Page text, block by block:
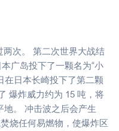
次。 第二次世界大战结
广岛投下了一颗名为“小
在日本长崎投下了第二颗
爆炸威力约为 15 吨，将
地。 冲击波之后会产生
烧任何易燃物，使爆炸区